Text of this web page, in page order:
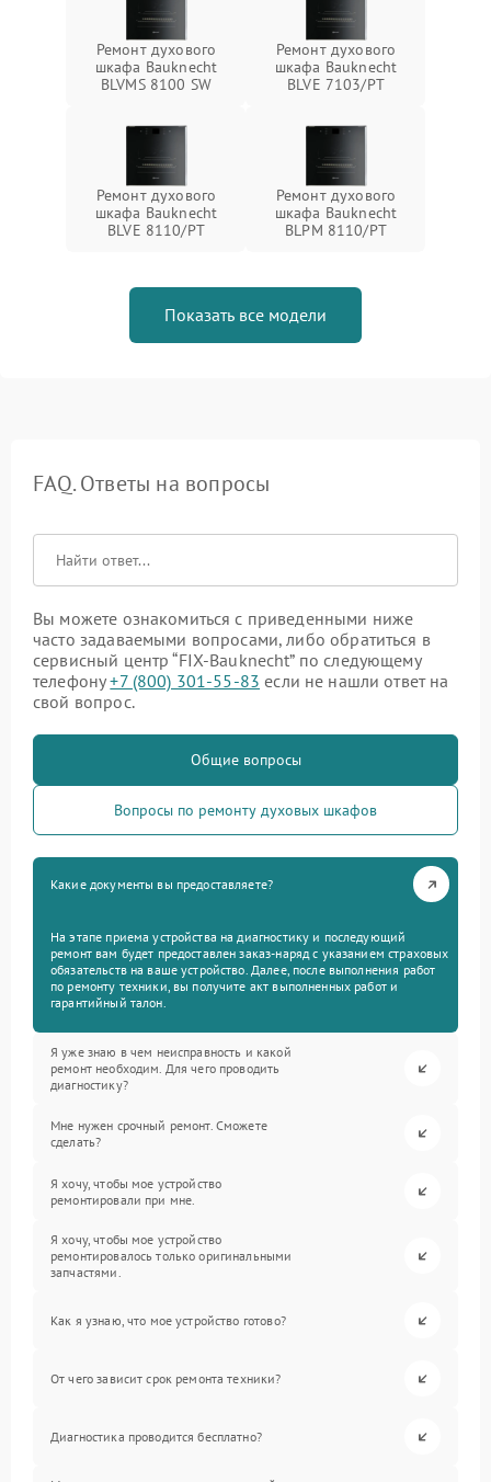
Ремонт духового
шкафа Bauknecht
BLVMS 8100 SW
Ремонт духового
шкафа Bauknecht
BLVE 7103/PT
Ремонт духового
шкафа Bauknecht
BLVE 8110/PT
Ремонт духового
шкафа Bauknecht
BLPM 8110/PT
Показать все модели
FAQ. Ответы на вопросы
Вы можете ознакомиться с приведенными ниже
часто задаваемыми вопросами, либо обратиться в
сервисный центр “FIX-Bauknecht” по следующему
телефону+7 (800) 301-55-83 если не нашли ответ на
свой вопрос.
Общие вопросы
Вопросы по ремонту духовых шкафов
Какие документы вы предоставляете?
На этапе приема устройства на диагностику и последующий
ремонт вам будет предоставлен заказ-наряд с указанием страховых
обязательств на ваше устройство. Далее, после выполнения работ
по ремонту техники, вы получите акт выполненных работ и
гарантийный талон.
Я уже знаю в чем неисправность и какой
ремонт необходим. Для чего проводить
диагностику?
Мне нужен срочный ремонт. Сможете
сделать?
Я хочу, чтобы мое устройство
ремонтировали при мне.
Я хочу, чтобы мое устройство
ремонтировалось только оригинальными
запчастями.
Как я узнаю, что мое устройство готово?
От чего зависит срок ремонта техники?
Диагностика проводится бесплатно?